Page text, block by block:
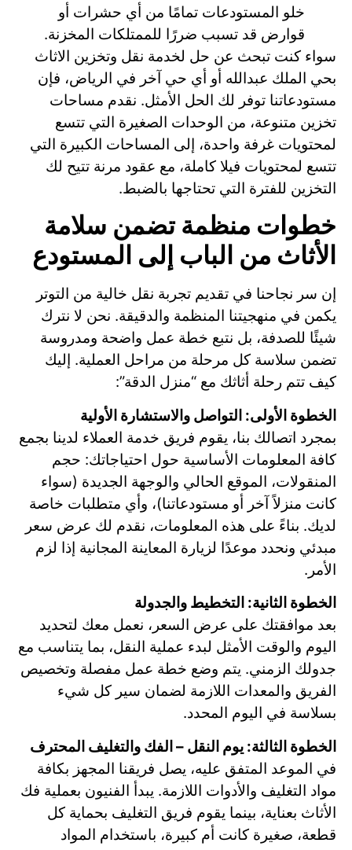
خلو المستودعات تمامًا من أي حشرات أو
قوارض قد تسبب ضررًا للممتلكات المخزنة.
سواء كنت تبحث عن حل لخدمة نقل وتخزين الاثاث
بحي الملك عبدالله أو أي حي آخر في الرياض، فإن
مستودعاتنا توفر لك الحل الأمثل. نقدم مساحات
تخزين متنوعة، من الوحدات الصغيرة التي تتسع
لمحتويات غرفة واحدة، إلى المساحات الكبيرة التي
تتسع لمحتويات فيلا كاملة، مع عقود مرنة تتيح لك
التخزين للفترة التي تحتاجها بالضبط.
خطوات منظمة تضمن سلامة
الأثاث من الباب إلى المستودع
إن سر نجاحنا في تقديم تجربة نقل خالية من التوتر
يكمن في منهجيتنا المنظمة والدقيقة. نحن لا نترك
شيئًا للصدفة، بل نتبع خطة عمل واضحة ومدروسة
تضمن سلاسة كل مرحلة من مراحل العملية. إليك
كيف تتم رحلة أثاثك مع “منزل الدقة”:
الخطوة الأولى: التواصل والاستشارة الأولية
بمجرد اتصالك بنا، يقوم فريق خدمة العملاء لدينا بجمع
كافة المعلومات الأساسية حول احتياجاتك: حجم
المنقولات، الموقع الحالي والوجهة الجديدة (سواء
كانت منزلاً آخر أو مستودعاتنا)، وأي متطلبات خاصة
لديك. بناءً على هذه المعلومات، نقدم لك عرض سعر
مبدئي ونحدد موعدًا لزيارة المعاينة المجانية إذا لزم
الأمر.
الخطوة الثانية: التخطيط والجدولة
بعد موافقتك على عرض السعر، نعمل معك لتحديد
اليوم والوقت الأمثل لبدء عملية النقل، بما يتناسب مع
جدولك الزمني. يتم وضع خطة عمل مفصلة وتخصيص
الفريق والمعدات اللازمة لضمان سير كل شيء
بسلاسة في اليوم المحدد.
الخطوة الثالثة: يوم النقل – الفك والتغليف المحترف
في الموعد المتفق عليه، يصل فريقنا المجهز بكافة
مواد التغليف والأدوات اللازمة. يبدأ الفنيون بعملية فك
الأثاث بعناية، بينما يقوم فريق التغليف بحماية كل
قطعة، صغيرة كانت أم كبيرة، باستخدام المواد